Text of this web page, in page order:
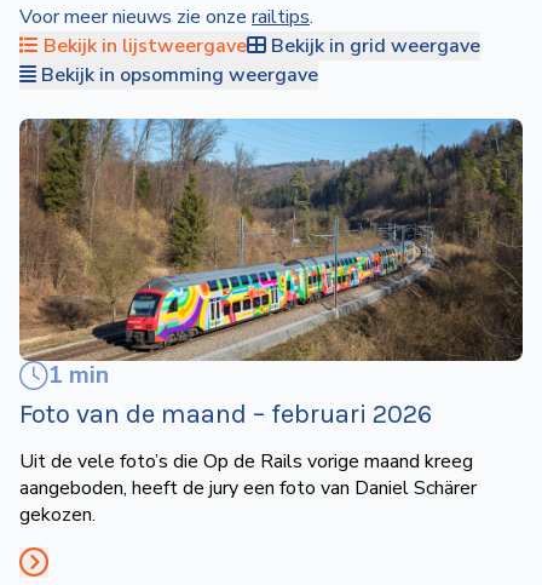
Excursies
Actueel
Ons
aanbod
Over
de
NVBS
Wegwijzer
Mijn
NVBS
Voor meer nieuws zie onze railtips.
Bekijk in lijstweergave
Bekijk in grid weergave
Bekijk in opsomming weergave
1 min
Foto van de maand – februari 2026
Uit de vele foto’s die Op de Rails vorige maand kreeg
aangeboden, heeft de jury een foto van Daniel Schärer
gekozen.